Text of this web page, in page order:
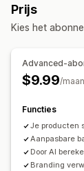
Prijs
Kies het
Advanced-
$9.99/
Functies
Je producten
Aanpasbare
Door AI
Branding